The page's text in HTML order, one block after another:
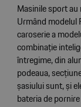
Masinile sport
Urmând modelul
caroserie a
combinație
întregime, din
podeaua,
șasiului sunt, și
bateria de